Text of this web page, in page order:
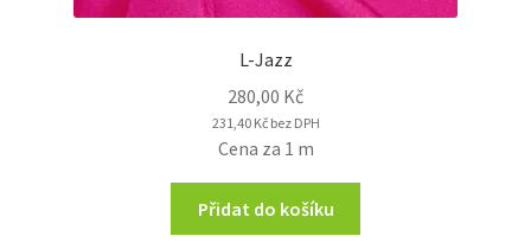
L-Jazz
280,00 Kč
231,40 Kčbez DPH
Cena za 1 m
Přidat do košíku